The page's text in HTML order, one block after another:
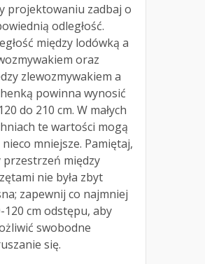
projektowaniu zadbaj o
odległość.
między lodówką a
oraz
zlewozmywakiem a
powinna wynosić
do 210 cm. W małych
te wartości mogą
nieco mniejsze. Pamiętaj,
przestrzeń między
nie była zbyt
zapewnij co najmniej
120 cm odstępu, aby
swobodne
się.